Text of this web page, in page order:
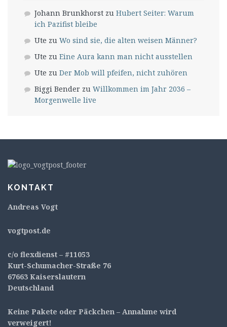
Johann Brunkhorst zu Hubert Seiter: Warum
ich Pazifist bleibe
Ute zu Wo sind sie, die alten weisen Männer?
Ute zu Eine Aura kann man nicht ausstellen
Ute zu Der Mob will pfeifen, nicht zuhören
Biggi Bender zu Willkommen im Jahr 2036 –
Morgenwelle live
KONTAKT
Andreas Vogt
vogtpost.de
c/o flexdienst – #11053
Kurt-Schumacher-Straße 76
67663 Kaiserslautern
Deutschland
Keine Pakete oder Päckchen – Annahme wird
verweigert!